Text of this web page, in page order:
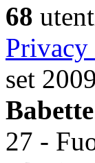
68
Privacy
set
27 -